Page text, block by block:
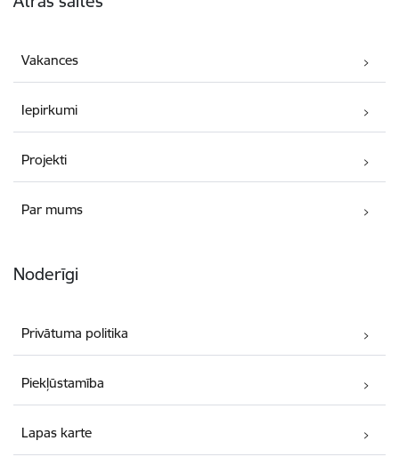
Vakances
Iepirkumi
Projekti
Par mums
Noderīgi
Privātuma politika
Piekļūstamība
Lapas karte